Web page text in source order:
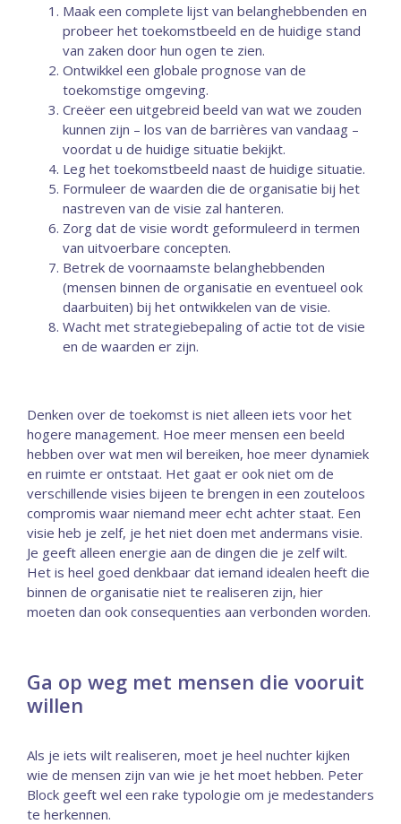
Maak een complete lijst van belanghebbenden en
probeer het toekomstbeeld en de huidige stand
van zaken door hun ogen te zien.
Ontwikkel een globale prognose van de
toekomstige omgeving.
Creëer een uitgebreid beeld van wat we zouden
kunnen zijn – los van de barrières van vandaag –
voordat u de huidige situatie bekijkt.
Leg het toekomstbeeld naast de huidige situatie.
Formuleer de waarden die de organisatie bij het
nastreven van de visie zal hanteren.
Zorg dat de visie wordt geformuleerd in termen
van uitvoerbare concepten.
Betrek de voornaamste belanghebbenden
(mensen binnen de organisatie en eventueel ook
daarbuiten) bij het ontwikkelen van de visie.
Wacht met strategiebepaling of actie tot de visie
en de waarden er zijn.
Denken over de toekomst is niet alleen iets voor het
hogere management. Hoe meer mensen een beeld
hebben over wat men wil bereiken, hoe meer dynamiek
en ruimte er ontstaat. Het gaat er ook niet om de
verschillende visies bijeen te brengen in een zouteloos
compromis waar niemand meer echt achter staat. Een
visie heb je zelf, je het niet doen met andermans visie.
Je geeft alleen energie aan de dingen die je zelf wilt.
Het is heel goed denkbaar dat iemand idealen heeft die
binnen de organisatie niet te realiseren zijn, hier
moeten dan ook consequenties aan verbonden worden.
Ga op weg met mensen die vooruit
willen
Als je iets wilt realiseren, moet je heel nuchter kijken
wie de mensen zijn van wie je het moet hebben. Peter
Block geeft wel een rake typologie om je medestanders
te herkennen.